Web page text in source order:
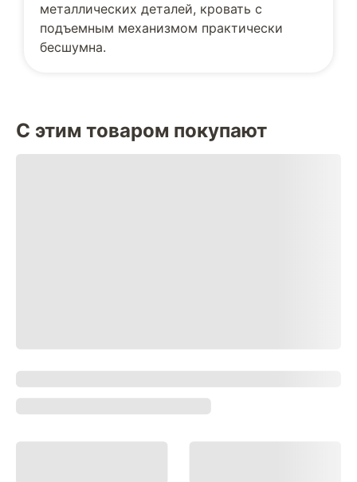
металлических деталей, кровать с
подъемным механизмом практически
бесшумна.
С этим товаром покупают